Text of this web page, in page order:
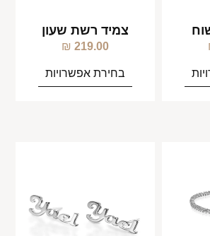
צמיד רשת שעון
219.00
₪
בחירת אפשרויות